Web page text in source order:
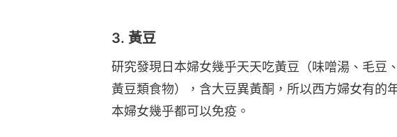
3. 黃豆
研究發現日本婦女幾乎天天吃黃豆（味噌湯、毛豆
黃豆類食物），含大豆異黃酮，所以西方婦女有的
本婦女幾乎都可以免疫。